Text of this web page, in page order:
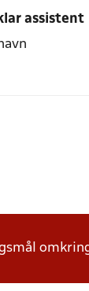
assistent